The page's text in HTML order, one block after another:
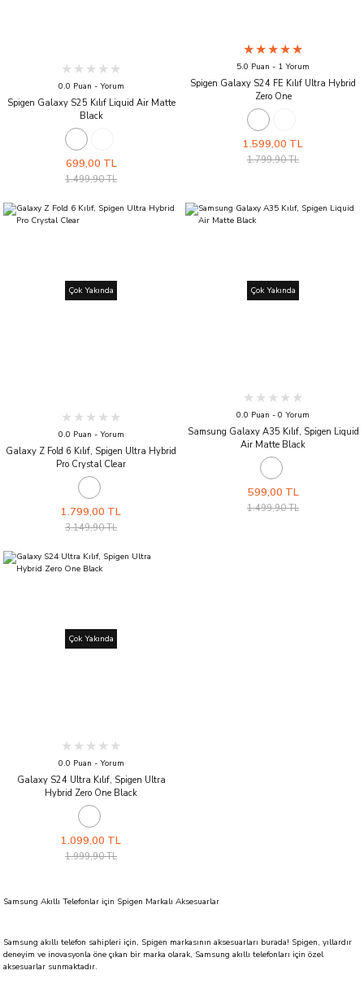
0.0 Puan - Yorum
Spigen Galaxy S25 Kılıf Liquid Air Matte
Black
699,00 TL
1.499,90 TL
5.0 Puan - 1 Yorum
Spigen Galaxy S24 FE Kılıf Ultra Hybrid
Zero One
1.599,00 TL
1.799,90 TL
Çok Yakında
0.0 Puan - Yorum
Galaxy Z Fold 6 Kılıf, Spigen Ultra Hybrid
Pro Crystal Clear
1.799,00 TL
3.149,90 TL
Çok Yakında
0.0 Puan - 0 Yorum
Samsung Galaxy A35 Kılıf, Spigen Liquid
Air Matte Black
599,00 TL
1.499,90 TL
Çok Yakında
0.0 Puan - Yorum
Galaxy S24 Ultra Kılıf, Spigen Ultra
Hybrid Zero One Black
1.099,00 TL
1.999,90 TL
Samsung Akıllı Telefonlar için Spigen Markalı Aksesuarlar
Samsung akıllı telefon sahipleri için, Spigen markasının aksesuarları burada! Spigen, yıllardır
deneyim ve inovasyonla öne çıkan bir marka olarak, Samsung akıllı telefonları için özel
aksesuarlar sunmaktadır.